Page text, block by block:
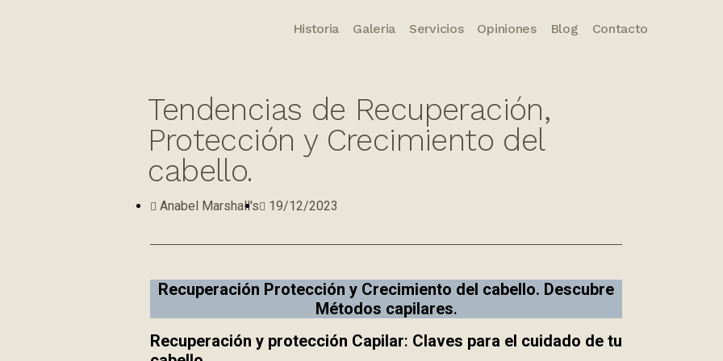
Historia Galeria Servicios Opiniones Blog Contacto
Tendencias de Recuperación,
Protección y Crecimiento del
cabello​.
Anabel Marshall's 19/12/2023
Recuperación Protección y Crecimiento del cabello. Descubre
Métodos capilares.
Recuperación y protección Capilar: Claves para el cuidado de tu